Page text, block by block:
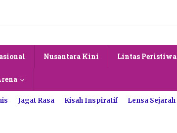
Nusantara Kini Lintas Peristiwa
Jagat Rasa Kisah Inspiratif Lensa Sejarah